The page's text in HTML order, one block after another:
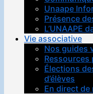
Unaape
Présence
L’UNAAPE
Vie associative
Nos guides
Élections
d’élèves
En direct